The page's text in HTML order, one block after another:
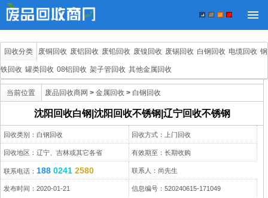
回收分类 废铜回收 废铝回收 废铅回收 废镍回收 废锡回收 白钢回收 电缆回收 钢
铁回收 罐类回收 08铝回收 架子管回收 其他金属回收
当前位置 废品回收商网 > 金属回收 > 白钢回收
沈阳回收白钢|沈阳回收不锈钢|辽宁回收不锈钢
回收类别：白钢回收 回收方式：上门回收
回收地区：辽宁、吉林或其它各省 有效期至：长期收购
联系电话： 188 0241 2580 联系人：尚先生
发布时间：2020-01-21 信息编号：520240615-171049